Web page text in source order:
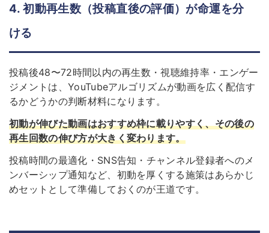
4. 初動再生数（投稿直後の評価）が命運を分
ける
投稿後48〜72時間以内の再生数・視聴維持率・エンゲー
ジメントは、YouTubeアルゴリズムが動画を広く配信す
るかどうかの判断材料になります。
初動が伸びた動画はおすすめ枠に載りやすく、その後の
再生回数の伸び方が大きく変わります。
投稿時間の最適化・SNS告知・チャンネル登録者へのメ
ンバーシップ通知など、初動を厚くする施策はあらかじ
めセットとして準備しておくのが王道です。